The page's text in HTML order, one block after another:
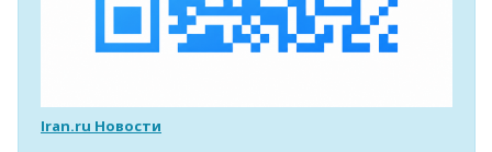
Iran.ru Новости